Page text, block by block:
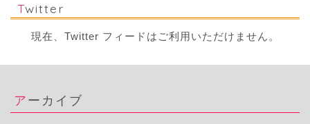
Twitter
現在、Twitter フィードはご利用いただけません。
アーカイブ